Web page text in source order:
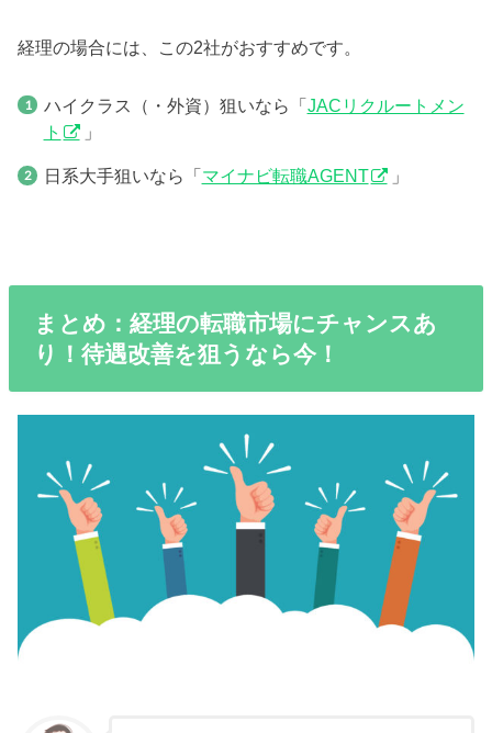
経理の場合には、この2社がおすすめです。
ハイクラス（・外資）狙いなら「JACリクルートメン
ト
」
日系大手狙いなら「 マイナビ転職AGENT 」
まとめ：経理の転職市場にチャンスあ
り！待遇改善を狙うなら今！